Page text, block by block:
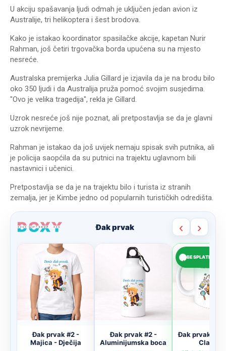
U akciju spašavanja ljudi odmah je uključen jedan avion iz
Australije, tri helikoptera i šest brodova.
Kako je istakao koordinator spasilačke akcije, kapetan Nurir
Rahman, još četiri trgovačka borda upućena su na mjesto
nesreće.
Australska premijerka Julia Gillard je izjavila da je na brodu bilo
oko 350 ljudi i da Australija pruža pomoć svojim susjedima.
"Ovo je velika tragedija", rekla je Gillard.
Uzrok nesreće još nije poznat, ali pretpostavlja se da je glavni
uzrok nevrijeme.
Rahman je istakao da još uvijek nemaju spisak svih putnika, ali
je policija saopćila da su putnici na trajektu uglavnom bili
nastavnici i učenici.
Pretpostavlja se da je na trajektu bilo i turista iz stranih
zemalja, jer je Kimbe jedno od popularnih turističkih odredišta.